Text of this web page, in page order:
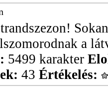
a
5499 karakter
43 Értékelés: